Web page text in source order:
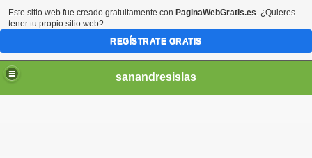
sanandresislas
Este sitio web fue creado gratuitamente con PaginaWebGratis.es. ¿Quieres
tener tu propio sitio web?
REGÍSTRATE GRATIS